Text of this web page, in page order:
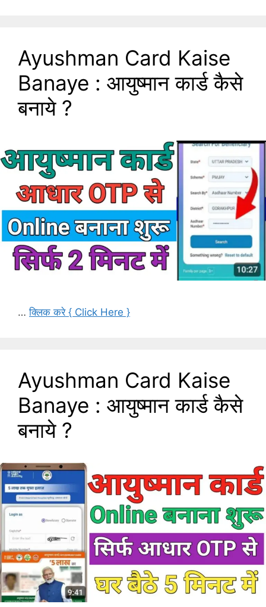
Ayushman Card Kaise
Banaye : आयुष्मान कार्ड कैसे
बनाये ?
…क्लिक करे { Click Here }
Ayushman Card Kaise
Banaye : आयुष्मान कार्ड कैसे
बनाये ?